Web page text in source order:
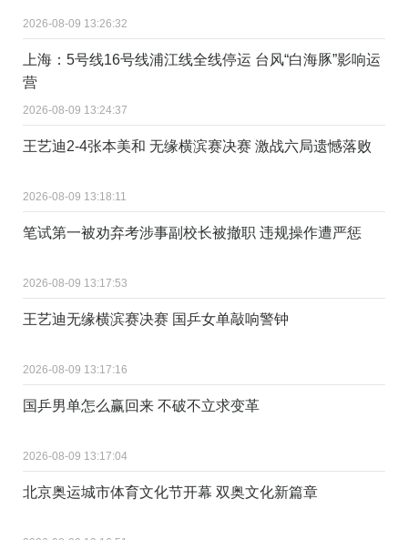
2026-08-09 13:26:32
上海：5号线16号线浦江线全线停运 台风“白海豚”影响运
营
2026-08-09 13:24:37
王艺迪2-4张本美和 无缘横滨赛决赛 激战六局遗憾落败
2026-08-09 13:18:11
笔试第一被劝弃考涉事副校长被撤职 违规操作遭严惩
2026-08-09 13:17:53
王艺迪无缘横滨赛决赛 国乒女单敲响警钟
2026-08-09 13:17:16
国乒男单怎么赢回来 不破不立求变革
2026-08-09 13:17:04
北京奥运城市体育文化节开幕 双奥文化新篇章